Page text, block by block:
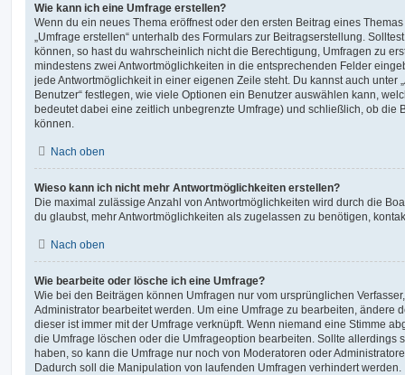
Wie kann ich eine Umfrage erstellen?
Wenn du ein neues Thema eröffnest oder den ersten Beitrag eines
„Umfrage erstellen“ unterhalb des Formulars zur Beitragserstellung.
können, so hast du wahrscheinlich nicht die Berechtigung, Umfragen zu
mindestens zwei Antwortmöglichkeiten in die entsprechenden Felder
jede Antwortmöglichkeit in einer eigenen Zeile steht. Du kannst auch unter
Benutzer“ festlegen, wie viele Optionen ein Benutzer auswählen kann,
bedeutet dabei eine zeitlich unbegrenzte Umfrage) und schließlich, ob die
können.
Nach oben
Wieso kann ich nicht mehr Antwortmöglichkeiten erstellen?
Die maximal zulässige Anzahl von Antwortmöglichkeiten wird durch die
du glaubst, mehr Antwortmöglichkeiten als zugelassen zu benötigen,
Nach oben
Wie bearbeite oder lösche ich eine Umfrage?
Wie bei den Beiträgen können Umfragen nur vom ursprünglichen
Administrator bearbeitet werden. Um eine Umfrage zu bearbeiten, ändere
dieser ist immer mit der Umfrage verknüpft. Wenn niemand eine Stimme
die Umfrage löschen oder die Umfrageoption bearbeiten. Sollte allerdings
haben, so kann die Umfrage nur noch von Moderatoren oder
Dadurch soll die Manipulation von laufenden Umfragen verhindert werden.